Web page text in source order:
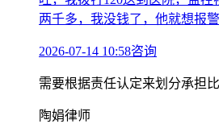
两千多，我没钱了，他就想报
2026-07-14 10:58咨询
需要根据责任认定来划分承担
陶娟律师